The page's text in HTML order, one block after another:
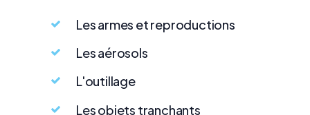
Les armes et reproductions
Les aérosols
L'outillage
Les objets tranchants